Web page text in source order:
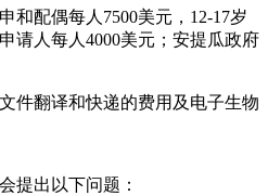
和配偶每人7500美元，12-17岁
请人每人4000美元；安提瓜政府
件翻译和快递的费用及电子生物
提出以下问题：